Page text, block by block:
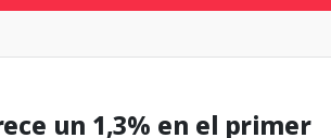
un 1,3% en el primer